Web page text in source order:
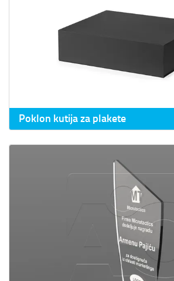
Poklon kutija za plakete